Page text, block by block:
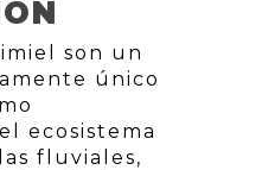
son un
único
ecosistema
fluviales,